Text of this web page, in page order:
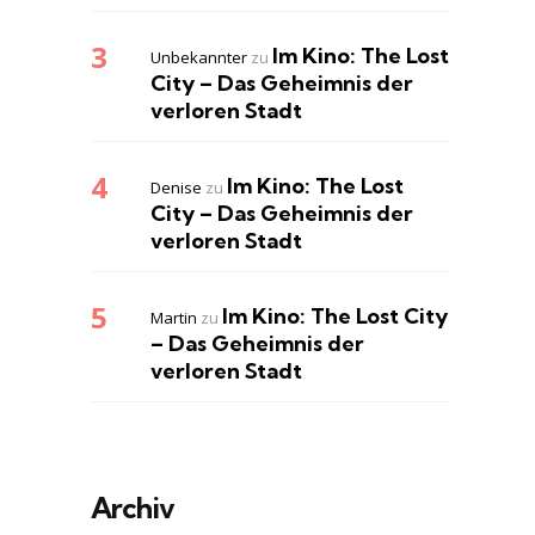
Unbekannter zu Im Kino: The Lost
City – Das Geheimnis der
verloren Stadt
Denise zu Im Kino: The Lost
City – Das Geheimnis der
verloren Stadt
Martin zu Im Kino: The Lost City
– Das Geheimnis der
verloren Stadt
Archiv